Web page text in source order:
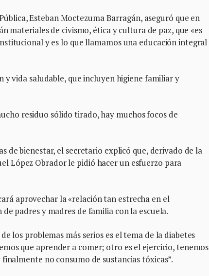
Esteban Moctezuma Barragán, aseguró que en
materiales de civismo, ética y cultura de paz, que «es
y es lo que llamamos una educación integral
vida saludable, que incluyen higiene familiar y
residuo sólido tirado, hay muchos focos de
de bienestar, el secretario explicó que, derivado de la
López Obrador le pidió hacer un esfuerzo para
aprovechar la «relación tan estrecha en el
padres y madres de familia con la escuela.
los problemas más serios es el tema de la diabetes
que aprender a comer; otro es el ejercicio, tenemos
no consumo de sustancias tóxicas”.